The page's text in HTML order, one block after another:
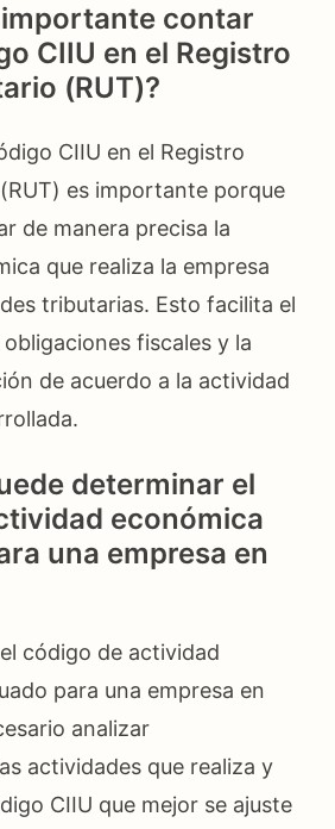
importante contar
CIIU en el Registro
(RUT)?
CIIU en el Registro
es importante porque
de manera precisa la
que realiza la empresa
tributarias. Esto facilita el
fiscales y la
de acuerdo a la actividad
determinar el
económica
una empresa en
código de actividad
para una empresa en
analizar
actividades que realiza y
CIIU que mejor se ajuste